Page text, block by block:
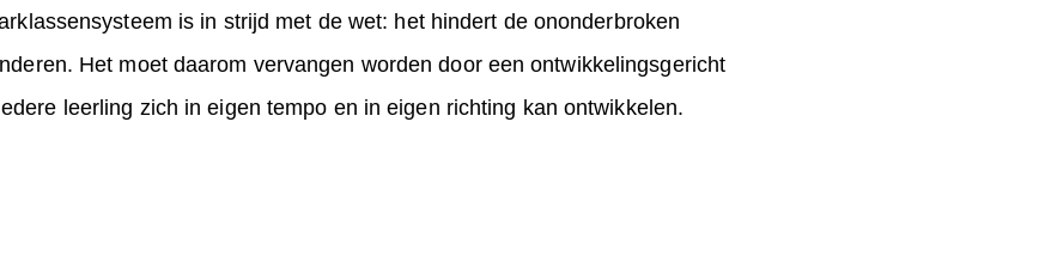
is in strijd met de wet: het hindert de ononderbroken
Het moet daarom vervangen worden door een ontwikkelingsgericht
leerling zich in eigen tempo en in eigen richting kan ontwikkelen.